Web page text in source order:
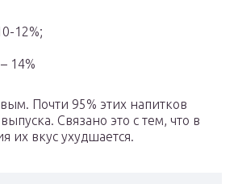
12%;
14%
Почти 95% этих напитков
Связано это с тем, что в
их вкус ухудшается.